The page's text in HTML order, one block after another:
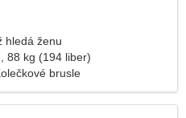
hledá ženu
88 kg (194 liber)
brusle